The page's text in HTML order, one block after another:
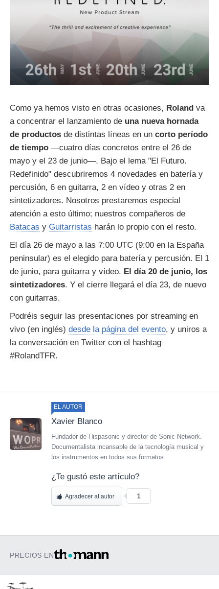
Como ya hemos visto en otras ocasiones, Roland va
a concentrar el lanzamiento de una nueva hornada
de productos de distintas líneas en un corto período
de tiempo —cuatro días concretos entre el 26 de
mayo y el 23 de junio—. Bajo el lema "El Futuro.
Redefinido" descubriremos 4 novedades en batería y
percusión, 6 en guitarra, 2 en vídeo y otras 2 en
sintetizadores. Nosotros prestaremos especial
atención a esto último; nuestros compañeros de
Batacas y Guitarristas harán lo propio con el resto.
El día 26 de mayo a las 7:00 UTC (9:00 en la España
peninsular) es el elegido para batería y percusión. El 1
de junio, para guitarra y vídeo. El día 20 de junio, los
sintetizadores. Y el cierre llegará el día 23, de nuevo
con guitarras.
Podréis seguir las presentaciones por streaming en
vivo (en inglés) desde la página del evento, y uniros a
la conversación en Twitter con el hashtag
#RolandTFR.
EL AUTOR
Xavier Blanco
Fundador de Hispasonic y director de Sonic Network.
Documentalista incansable de la tecnología musical y
los instrumentos en todos sus formatos.
¿Te gustó este artículo?
Agradecer al autor 1
PRECIOS EN